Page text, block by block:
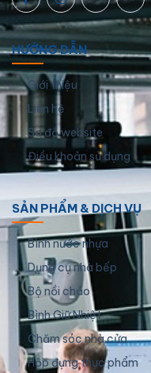
HƯỚNG DẪN
Giới thiệu
Liên hệ
Sơ đồ website
Điều khoản sử dụng
SẢN PHẨM & DỊCH VỤ
Bình nước nhựa
Dụng cụ nhà bếp
Bộ nồi chảo
Bình Giữ Nhiệt
Chăm sóc nhà cửa
Hộp đựng thực phẩm